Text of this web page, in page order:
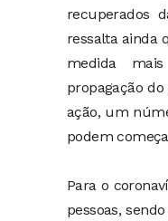
recuperados
ressalta ainda
medida
propagação
ação, um
podem
Para o
pessoas,